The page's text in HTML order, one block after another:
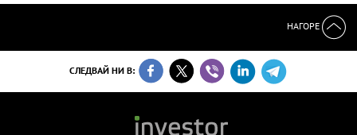
НАГОРЕ
СЛЕДВАЙ НИ В: